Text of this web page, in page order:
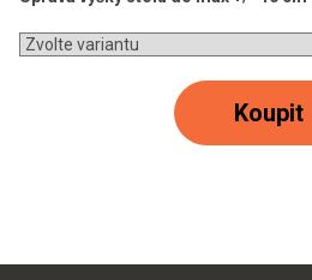
Koupit